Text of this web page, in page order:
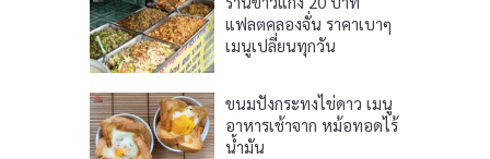
แฟลตคลองจั่น ราคาเบาๆ
เมนูเปลี่ยนทุกวัน
ขนมปังกระทงไข่ดาว เมนู
อาหารเช้าจาก หม้อทอดไร้
น้ำมัน